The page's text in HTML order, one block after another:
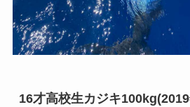
16才高校生カジキ